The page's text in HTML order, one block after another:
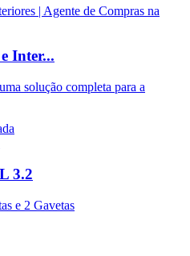
Inter...
solução completa para a
3.2
e 2 Gavetas